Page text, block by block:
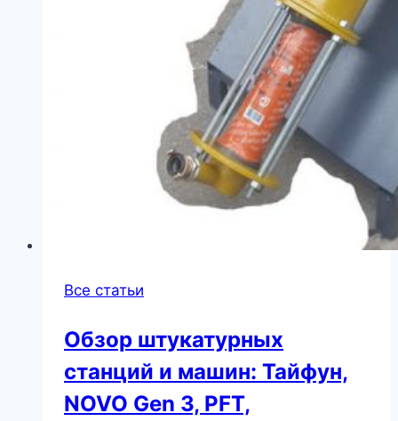
Все статьи
Обзор штукатурных
станций и машин: Тайфун,
NOVO Gen 3, PFT,